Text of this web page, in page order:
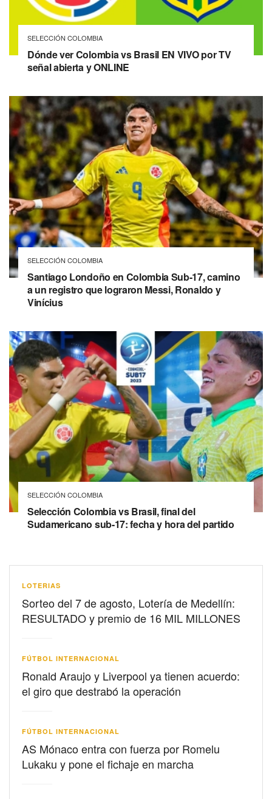
SELECCIÓN COLOMBIA
Dónde ver Colombia vs Brasil EN VIVO por TV
señal abierta y ONLINE
SELECCIÓN COLOMBIA
Santiago Londoño en Colombia Sub-17, camino
a un registro que lograron Messi, Ronaldo y
Vinícius
SELECCIÓN COLOMBIA
Selección Colombia vs Brasil, final del
Sudamericano sub-17: fecha y hora del partido
LOTERIAS
Sorteo del 7 de agosto, Lotería de Medellín:
RESULTADO y premio de 16 MIL MILLONES
FÚTBOL INTERNACIONAL
Ronald Araujo y Liverpool ya tienen acuerdo:
el giro que destrabó la operación
FÚTBOL INTERNACIONAL
AS Mónaco entra con fuerza por Romelu
Lukaku y pone el fichaje en marcha